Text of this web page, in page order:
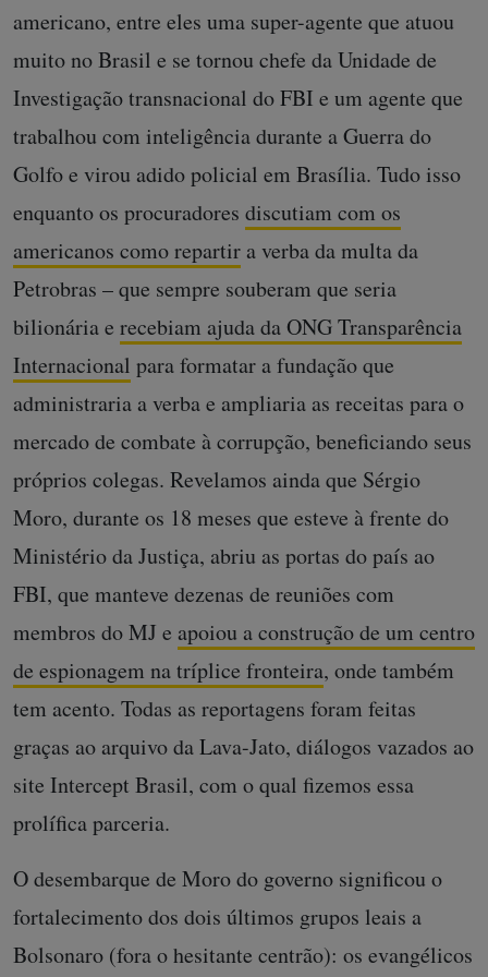
americano, entre eles uma super-agente que atuou
muito no Brasil e se tornou chefe da Unidade de
Investigação transnacional do FBI e um agente que
trabalhou com inteligência durante a Guerra do
Golfo e virou adido policial em Brasília. Tudo isso
enquanto os procuradores discutiam com os
americanos como repartir a verba da multa da
Petrobras – que sempre souberam que seria
bilionária e recebiam ajuda da ONG Transparência
Internacional para formatar a fundação que
administraria a verba e ampliaria as receitas para o
mercado de combate à corrupção, beneficiando seus
próprios colegas. Revelamos ainda que Sérgio
Moro, durante os 18 meses que esteve à frente do
Ministério da Justiça, abriu as portas do país ao
FBI, que manteve dezenas de reuniões com
membros do MJ e apoiou a construção de um centro
de espionagem na tríplice fronteira, onde também
tem acento. Todas as reportagens foram feitas
graças ao arquivo da Lava-Jato, diálogos vazados ao
site Intercept Brasil, com o qual fizemos essa
prolífica parceria.
O desembarque de Moro do governo significou o
fortalecimento dos dois últimos grupos leais a
Bolsonaro (fora o hesitante centrão): os evangélicos